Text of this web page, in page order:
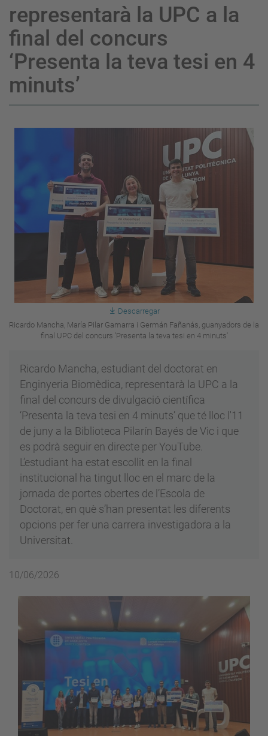
representarà la UPC a la
final del concurs
‘Presenta la teva tesi en 4
minuts’
Descarregar
Ricardo Mancha, María Pilar Gamarra i Germán Fañanás, guanyadors de la
final UPC del concurs 'Presenta la teva tesi en 4 minuts'
Ricardo Mancha, estudiant del doctorat en
Enginyeria Biomèdica, representarà la UPC a la
final del concurs de divulgació científica
‘Presenta la teva tesi en 4 minuts’ que té lloc l'11
de juny a la Biblioteca Pilarín Bayés de Vic i que
es podrà seguir en directe per YouTube.
L’estudiant ha estat escollit en la final
institucional ha tingut lloc en el marc de la
jornada de portes obertes de l’Escola de
Doctorat, en què s’han presentat les diferents
opcions per fer una carrera investigadora a la
Universitat.
10/06/2026